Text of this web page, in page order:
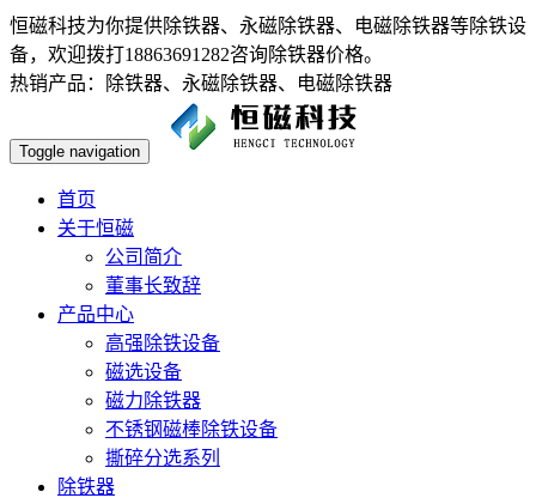
恒磁科技为你提供除铁器、永磁除铁器、电磁除铁器等除铁设
备，欢迎拨打18863691282咨询除铁器价格。
热销产品：除铁器、永磁除铁器、电磁除铁器
Toggle navigation
首页
关于恒磁
公司简介
董事长致辞
产品中心
高强除铁设备
磁选设备
磁力除铁器
不锈钢磁棒除铁设备
撕碎分选系列
除铁器